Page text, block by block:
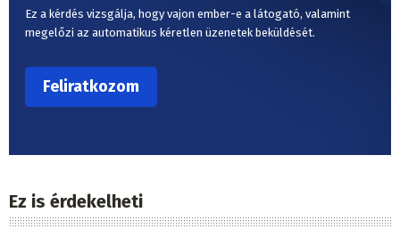
Ez a kérdés vizsgálja, hogy vajon ember-e a látogató, valamint
megelőzi az automatikus kéretlen üzenetek beküldését.
Ez is érdekelheti